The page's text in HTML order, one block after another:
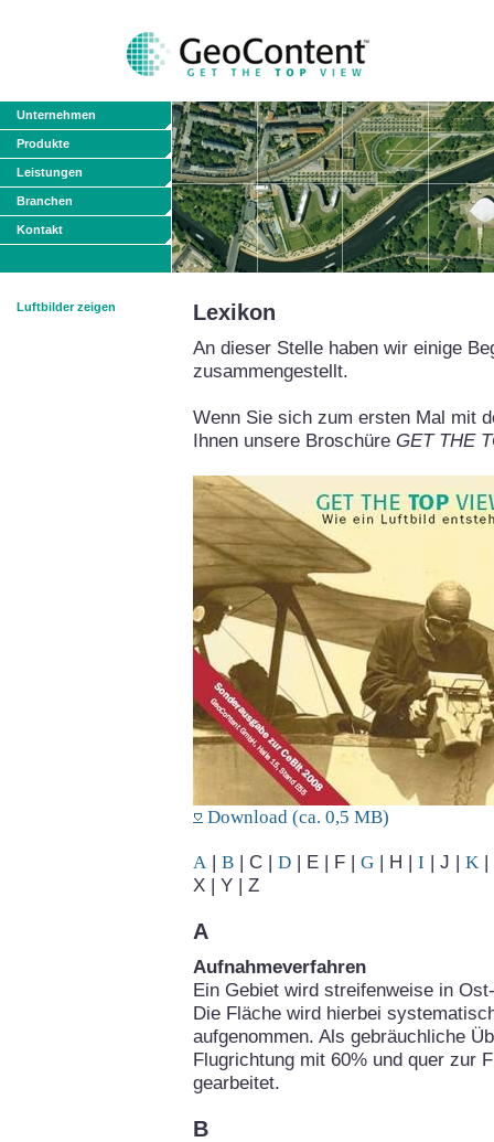
Unternehmen
Produkte
Leistungen
Branchen
Kontakt
Luftbilder zeigen Lexikon
An dieser Stelle haben wir einige
zusammengestellt.
Wenn Sie sich zum ersten Mal mit
Ihnen unsere Broschüre GET THE
Download (ca. 0,5 MB)
A | B | C | D | E | F | G | H | I | J | K |
X | Y | Z
A
Aufnahmeverfahren
Ein Gebiet wird streifenweise in
Die Fläche wird hierbei
aufgenommen. Als gebräuchliche
Flugrichtung mit 60% und quer zur
gearbeitet.
B